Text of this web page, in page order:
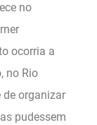
no
ocorria a
no Rio
de organizar
pudessem